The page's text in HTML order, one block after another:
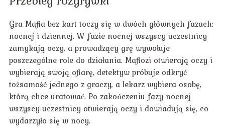
Gra Mafia bez kart toczy się w dwóch głównych fazach:
nocnej i dziennej. W fazie nocnej wszyscy uczestnicy
zamykają oczy, a prowadzący grę wywołuje
poszczególne role do działania. Mafiozi otwierają oczy i
wybierają swoją ofiarę, detektyw próbuje odkryć
tożsamość jednego z graczy, a lekarz wybiera osobę,
którą chce uratować. Po zakończeniu fazy nocnej
wszyscy uczestnicy otwierają oczy i dowiadują się, co
wydarzyło się w nocy.